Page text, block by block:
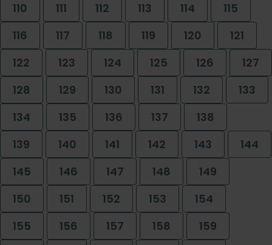
110
111 112 113 114
115
116
117 118 119 120
121
122
123 124 125 126
127
128
129 130 131 132
133
134
135 136 137
138
139
140 141 142 143
144
145
146 147 148
149
150
151 152 153
154
155
156 157 158
159